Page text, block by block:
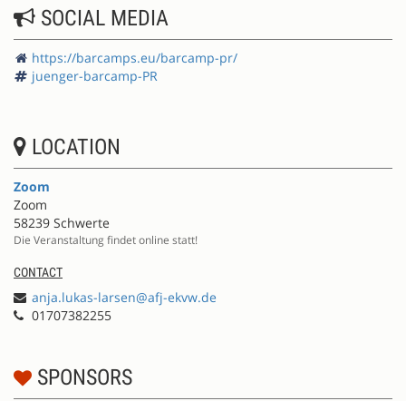
SOCIAL MEDIA
https://barcamps.eu/barcamp-pr/
juenger-barcamp-PR
LOCATION
Zoom
Zoom
58239 Schwerte
Die Veranstaltung findet online statt!
CONTACT
anja.lukas-larsen@afj-ekvw.de
01707382255
SPONSORS